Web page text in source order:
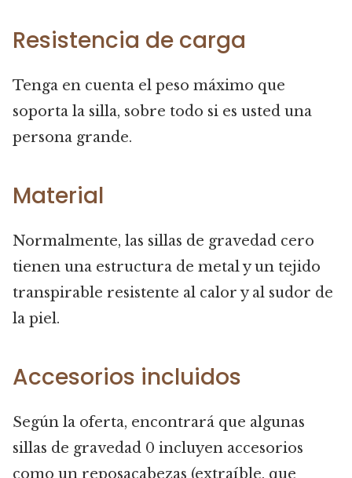
Resistencia de carga
Tenga en cuenta el peso máximo que
soporta la silla, sobre todo si es usted una
persona grande.
Material
Normalmente, las sillas de gravedad cero
tienen una estructura de metal y un tejido
transpirable resistente al calor y al sudor de
la piel.
Accesorios incluidos
Según la oferta, encontrará que algunas
sillas de gravedad 0 incluyen accesorios
como un reposacabezas (extraíble, que